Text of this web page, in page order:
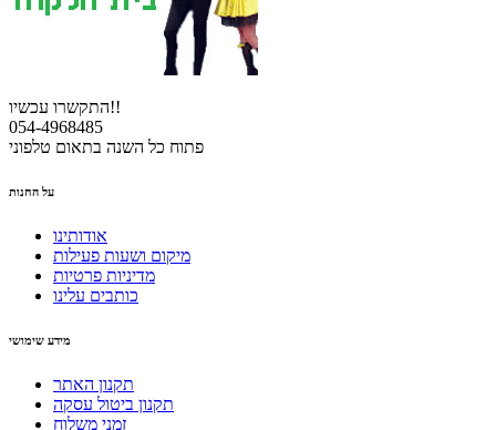
התקשרו עכשיו!!
054-4968485
פתוח כל השנה בתאום טלפוני
על החנות
אודותינו
מיקום ושעות פעילות
מדיניות פרטיות
כותבים עלינו
מידע שימושי
תקנון האתר
תקנון ביטול עסקה
זמני משלוח